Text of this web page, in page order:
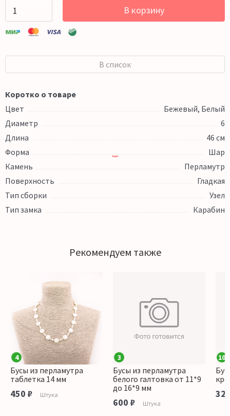
В корзину
В список
Коротко о товаре
Цвет
Бежевый, Белый
Диаметр
6
Длина
46 см
Форма
Шар
Камень
Перламутр
Поверхность
Гладкая
Тип сборки
Узел
Тип замка
Карабин
Рекомендуем также
4
Бусы из перламутра
таблетка 14 мм
450 ₽ Штука
3
Бусы из перламутра
белого галтовка от 11*9
до 16*9 мм
600 ₽ Штука
10